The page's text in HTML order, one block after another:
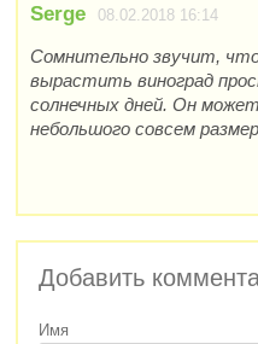
Serge 08.02.2018 16:14
Сомнительно звучит,
вырастить виноград
солнечных дней. Он
небольшого совсем
Добавить
Имя